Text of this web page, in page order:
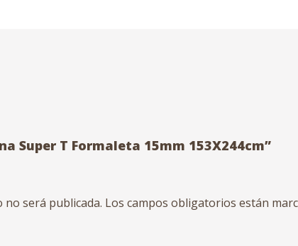
Super T Formaleta 15mm 153X244cm”
será publicada. Los campos obligatorios están